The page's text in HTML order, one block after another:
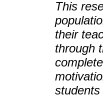
This
their
through